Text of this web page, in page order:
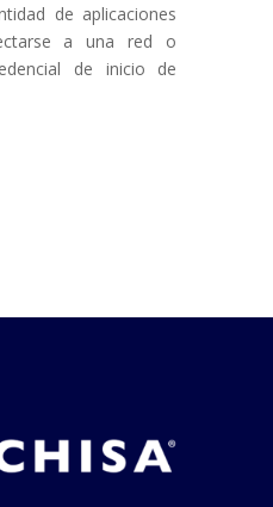
de aplicaciones
a una red o
de inicio de